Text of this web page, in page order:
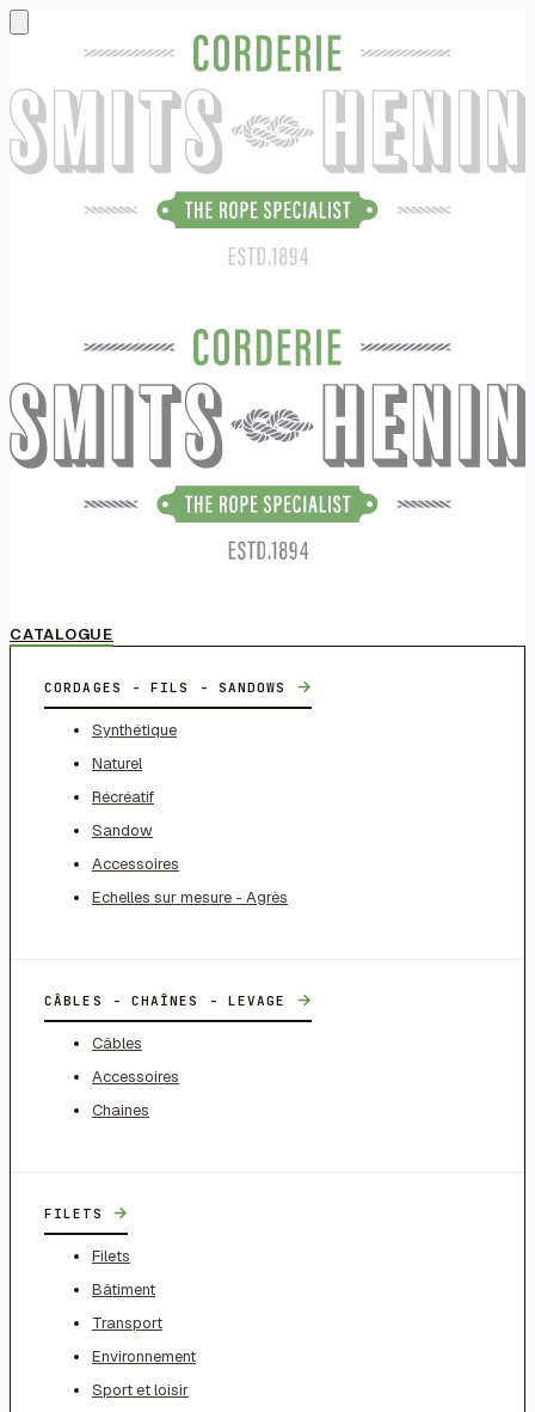
CATALOGUE
CORDAGES - FILS - SANDOWS →
Synthétique
Naturel
Récréatif
Sandow
Accessoires
Echelles sur mesure - Agrès
CÂBLES - CHAÎNES - LEVAGE →
Câbles
Accessoires
Chaines
FILETS →
Filets
Bâtiment
Transport
Environnement
Sport et loisir